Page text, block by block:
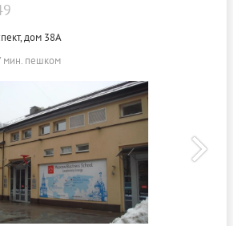
дом 38А
мин. пешком